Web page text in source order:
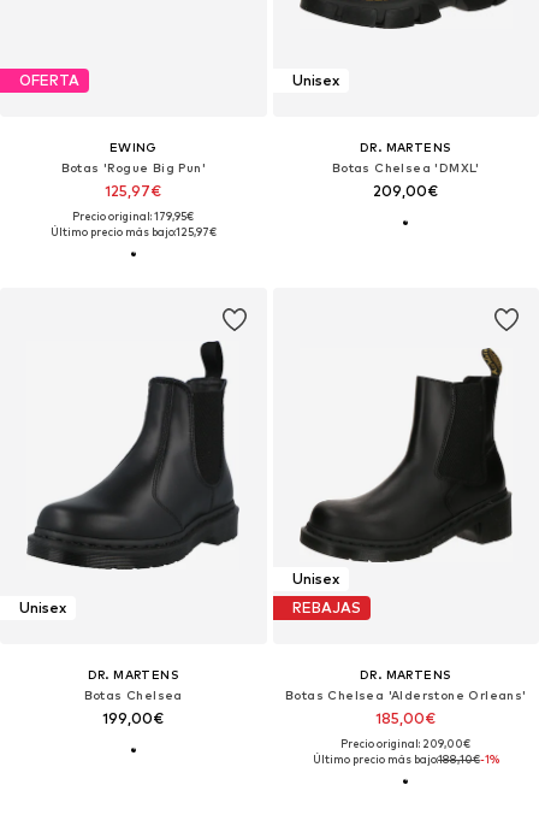
OFERTA
EWING
Botas 'Rogue Big Pun'
125,97€
Precio original: 179,95€
Último precio más bajo:125,97€
Unisex
DR. MARTENS
Botas Chelsea 'DMXL'
209,00€
Unisex
DR. MARTENS
Botas Chelsea
199,00€
Unisex
REBAJAS
DR. MARTENS
Botas Chelsea 'Alderstone Orleans'
185,00€
Precio original: 209,00€
Último precio más bajo:188,10€-1%